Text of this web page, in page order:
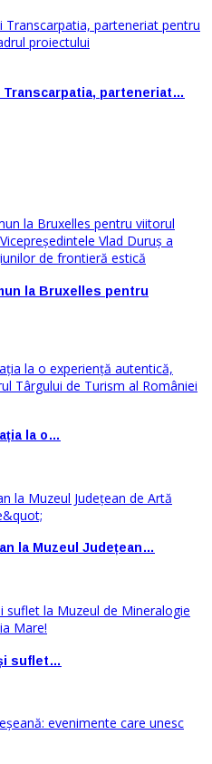
Transcarpatia, parteneriat…
la Bruxelles pentru
la o…
la Muzeul Județean…
suflet…